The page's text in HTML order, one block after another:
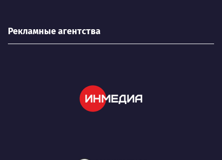
Рекламные агентства